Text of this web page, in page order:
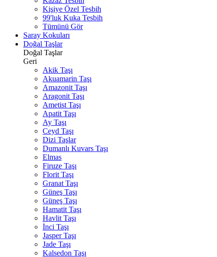
Kişiye Özel Tesbih
99'luk Kuka Tesbih
Tümünü Gör
Saray Kokuları
Doğal Taşlar
Doğal Taşlar
Geri
Akik Taşı
Akuamarin Taşı
Amazonit Taşı
Aragonit Taşı
Ametist Taşı
Apatit Taşı
Ay Taşı
Ceyd Taşı
Dizi Taşlar
Dumanlı Kuvars Taşı
Elmas
Firuze Taşı
Florit Taşı
Granat Taşı
Güneş Taşı
Güneş Taşı
Hamatit Taşı
Havlit Taşı
İnci Taşı
Jasper Taşı
Jade Taşı
Kalsedon Taşı